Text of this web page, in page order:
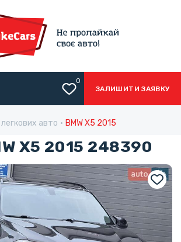
0
ЗАЛИШИТИ ЗАЯВКУ
авто BMW X5 2015
X5 2015 248390